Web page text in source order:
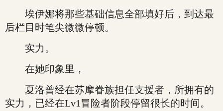
埃伊娜将那些基础信息全部填好后，到达最
后栏目时笔尖微微停顿。
实力。
在她印象里，
夏洛曾经在苏摩眷族担任支援者，所拥有的
实力，已经在Lv1冒险者阶段停留很长的时间。